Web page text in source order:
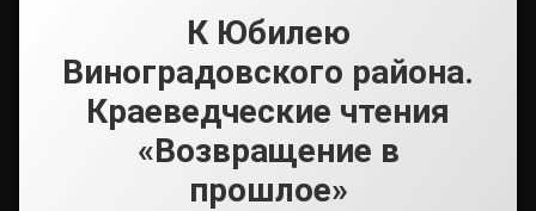
К Юбилею
Виноградовского района.
Краеведческие чтения
«Возвращение в
прошлое»